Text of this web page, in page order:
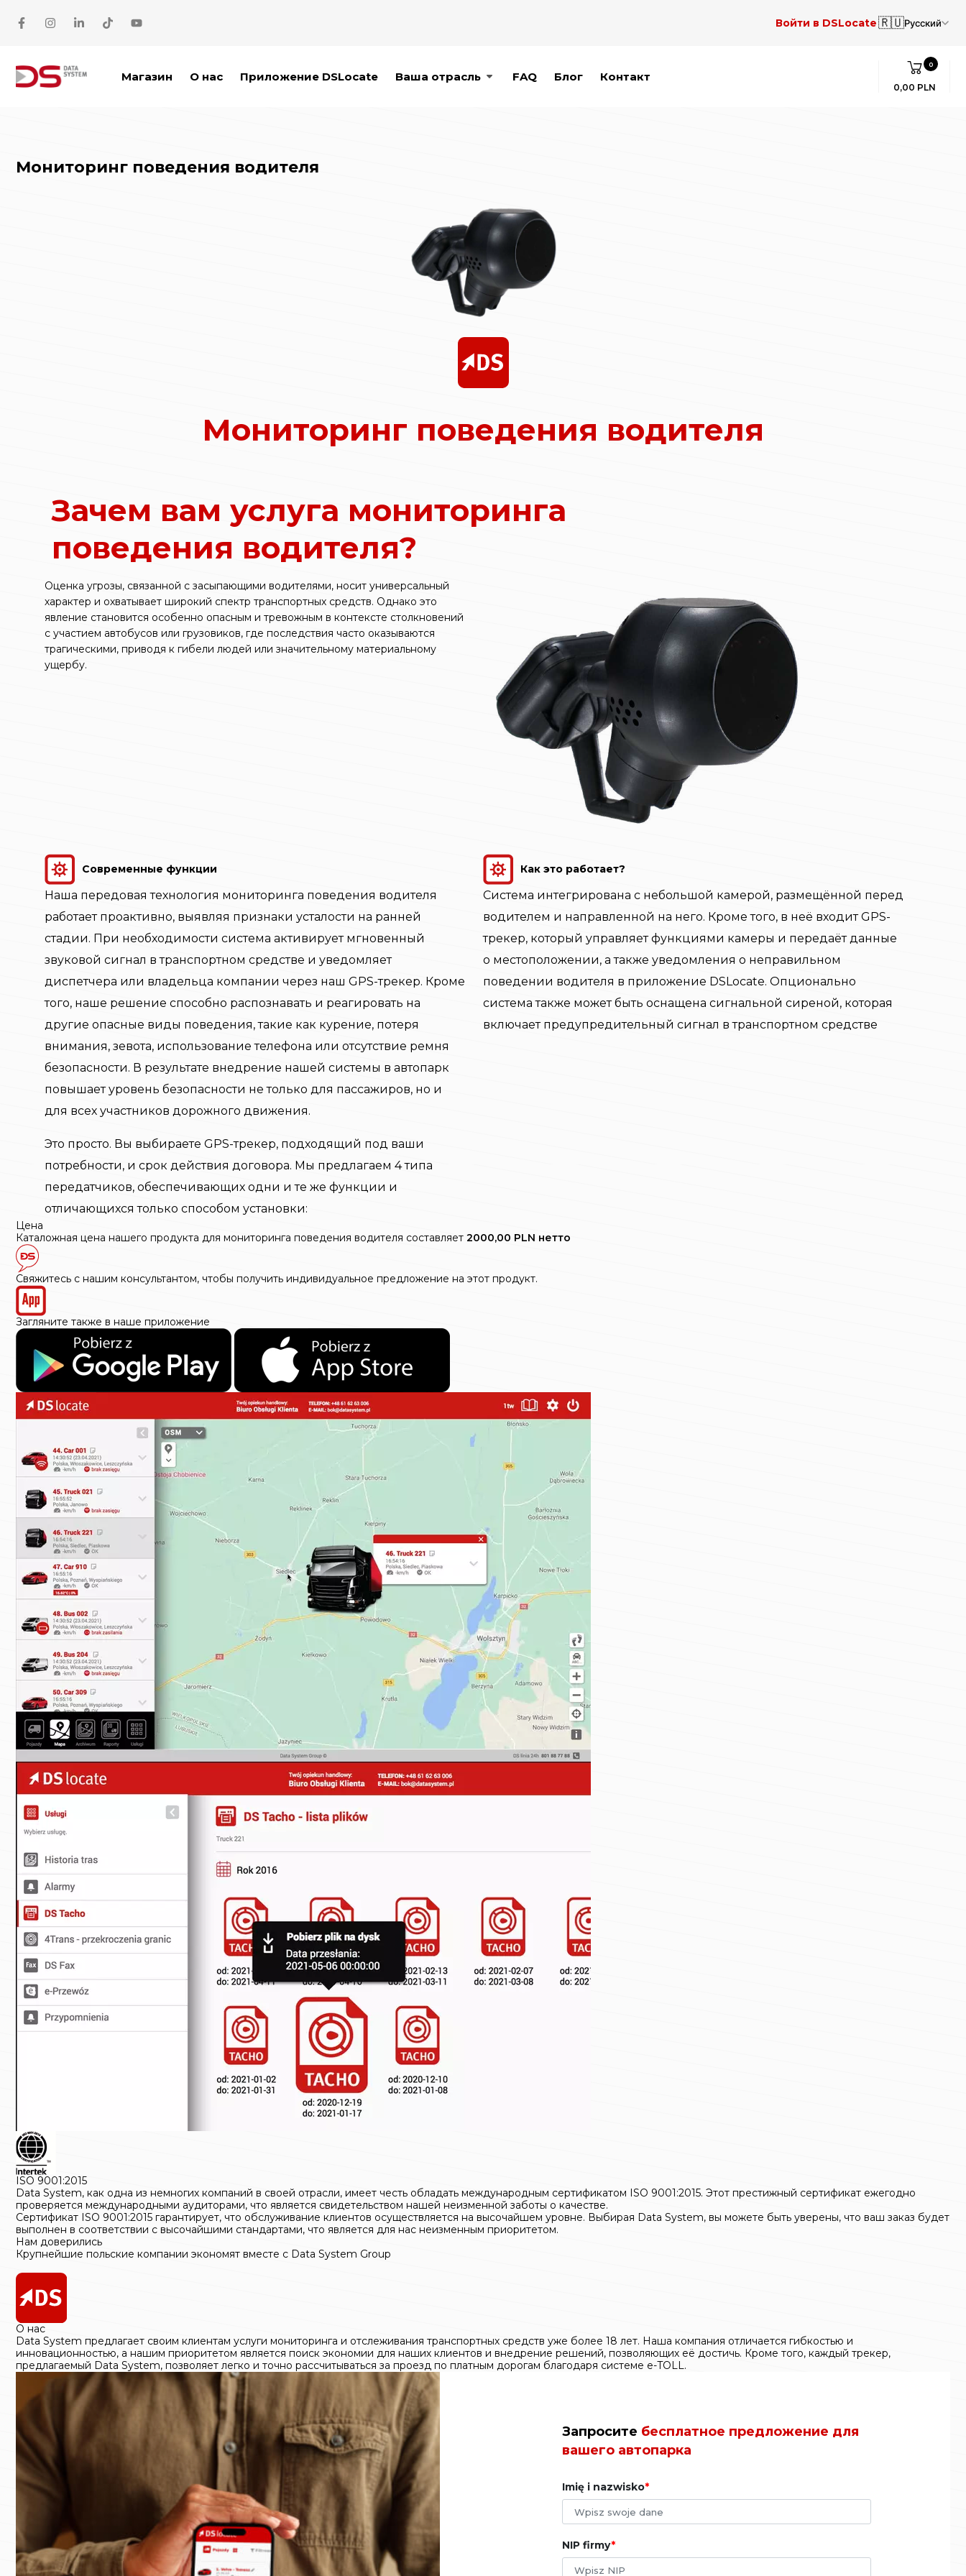
Войти в DSLocate🇷🇺Русский
Магазин О нас Приложение DSLocate Ваша отрасль FAQ Блог Контакт
0
0,00 PLN
Мониторинг поведения водителя
Мониторинг поведения водителя
Зачем вам услуга мониторинга
поведения водителя?
Оценка угрозы, связанной с засыпающими водителями, носит универсальный
характер и охватывает широкий спектр транспортных средств. Однако это
явление становится особенно опасным и тревожным в контексте столкновений
с участием автобусов или грузовиков, где последствия часто оказываются
трагическими, приводя к гибели людей или значительному материальному
ущербу.
Современные функции
Наша передовая технология мониторинга поведения водителя
работает проактивно, выявляя признаки усталости на ранней
стадии. При необходимости система активирует мгновенный
звуковой сигнал в транспортном средстве и уведомляет
диспетчера или владельца компании через наш GPS-трекер. Кроме
того, наше решение способно распознавать и реагировать на
другие опасные виды поведения, такие как курение, потеря
внимания, зевота, использование телефона или отсутствие ремня
безопасности. В результате внедрение нашей системы в автопарк
повышает уровень безопасности не только для пассажиров, но и
для всех участников дорожного движения.
Как это работает?
Система интегрирована с небольшой камерой, размещённой перед
водителем и направленной на него. Кроме того, в неё входит GPS-
трекер, который управляет функциями камеры и передаёт данные
о местоположении, а также уведомления о неправильном
поведении водителя в приложение DSLocate. Опционально
система также может быть оснащена сигнальной сиреной, которая
включает предупредительный сигнал в транспортном средстве
Это просто. Вы выбираете GPS-трекер, подходящий под ваши
потребности, и срок действия договора. Мы предлагаем 4 типа
передатчиков, обеспечивающих одни и те же функции и
отличающихся только способом установки:
Цена
Каталожная цена нашего продукта для мониторинга поведения водителя составляет 2000,00 PLN нетто
Свяжитесь с нашим консультантом, чтобы получить индивидуальное предложение на этот продукт.
Загляните также в наше приложение
ISO 9001:2015
Data System, как одна из немногих компаний в своей отрасли, имеет честь обладать международным сертификатом ISO 9001:2015. Этот престижный сертификат ежегодно
проверяется международными аудиторами, что является свидетельством нашей неизменной заботы о качестве.
Сертификат ISO 9001:2015 гарантирует, что обслуживание клиентов осуществляется на высочайшем уровне. Выбирая Data System, вы можете быть уверены, что ваш заказ будет
выполнен в соответствии с высочайшими стандартами, что является для нас неизменным приоритетом.
Нам доверились
Крупнейшие польские компании экономят вместе с Data System Group
О нас
Data System предлагает своим клиентам услуги мониторинга и отслеживания транспортных средств уже более 18 лет. Наша компания отличается гибкостью и
инновационностью, а нашим приоритетом является поиск экономии для наших клиентов и внедрение решений, позволяющих её достичь. Кроме того, каждый трекер,
предлагаемый Data System, позволяет легко и точно рассчитываться за проезд по платным дорогам благодаря системе e-TOLL.
Запросите бесплатное предложение для
вашего автопарка
Imię i nazwisko
NIP firmy